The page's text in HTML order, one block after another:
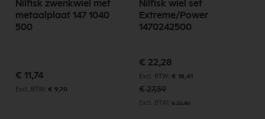
Nilfisk zwenkwiel met
metaalplaat 147 1040
500
€ 11,74
€ 9,70
Nilfisk wiel set
Extreme/Power
1470242500
Speciale
prijs
€ 22,28
€ 18,41
€ 27,59
€ 22,80